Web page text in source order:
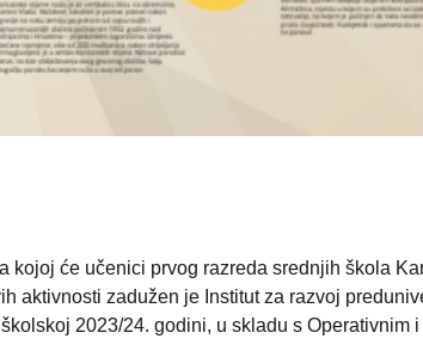
će učenici prvog razreda srednjih škola
aktivnosti zadužen je Institut za razvoj
2023/24. godini, u skladu s Operativnim